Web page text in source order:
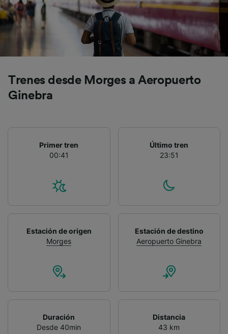
Trenes desde Morges a Aeropuerto
Ginebra
Primer tren
00:41
Último tren
23:51
Estación de origen
Morges
Estación de destino
Aeropuerto Ginebra
Duración
Desde 40min
Distancia
43 km
precisa. Analizar activamente las
características del dispositivo para su
identificación. Almacenar la información en un
dispositivo y/o acceder a ella. Publicidad y
contenido personalizados, medición de
publicidad y contenido, investigación de
Lista de asociados (proveedores)